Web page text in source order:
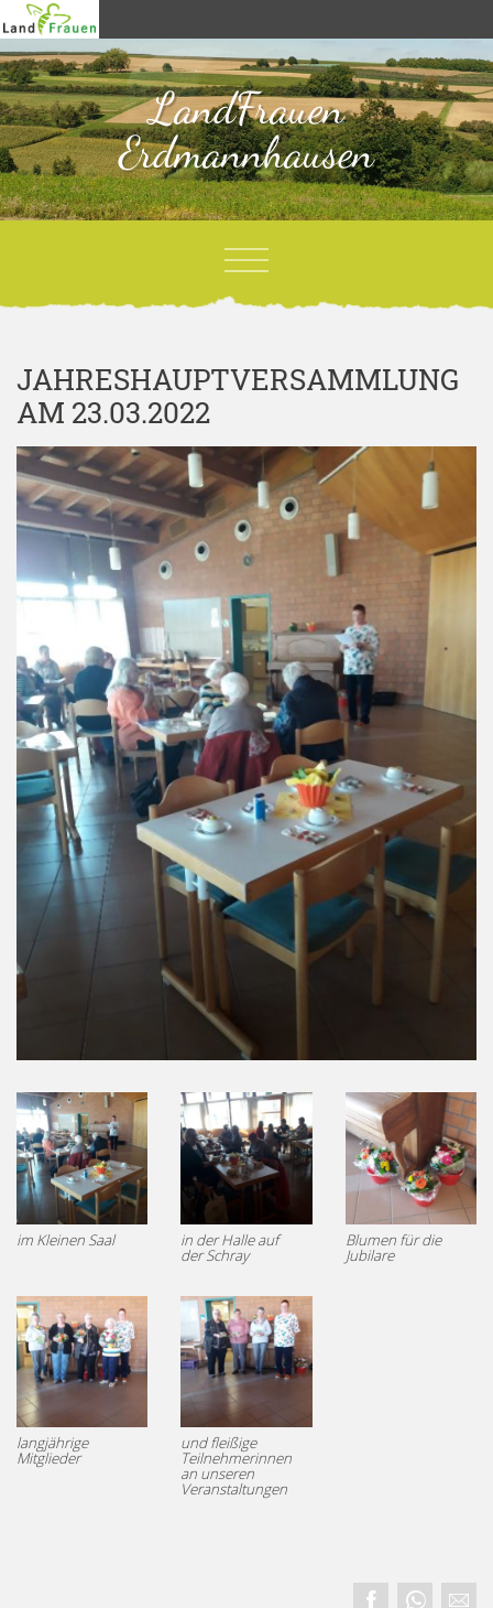
LandFrauen
Erdmannhausen
JAHRESHAUPTVERSAMMLUNG
AM 23.03.2022
im Kleinen Saal in der Halle auf
der Schray
Blumen für die
Jubilare
langjährige
Mitglieder
und fleißige
Teilnehmerinnen
an unseren
Veranstaltungen